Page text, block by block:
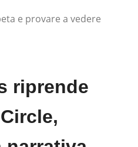
e provare a vedere
riprende